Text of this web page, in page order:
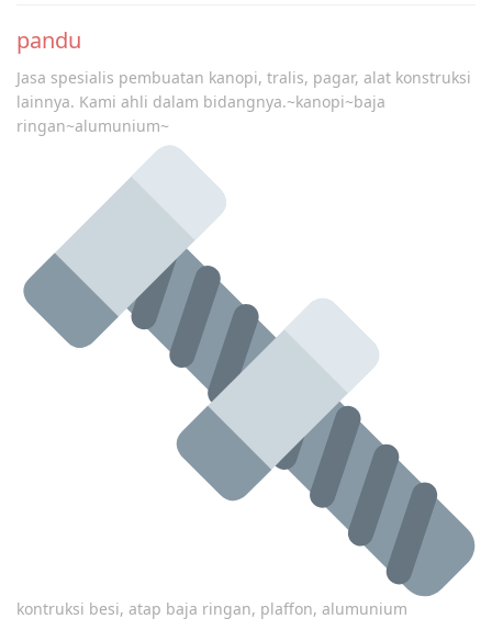
pandu
Jasa spesialis pembuatan kanopi, tralis, pagar, alat konstruksi
lainnya. Kami ahli dalam bidangnya.~kanopi~baja
ringan~alumunium~
kontruksi besi, atap baja ringan, plaffon, alumunium